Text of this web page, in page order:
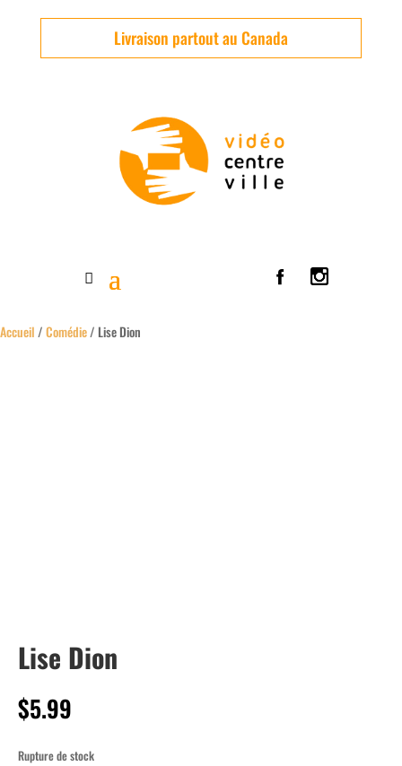
Livraison partout au Canada
Accueil/Comédie/ Lise Dion
Lise Dion
$5.99
Rupture de stock